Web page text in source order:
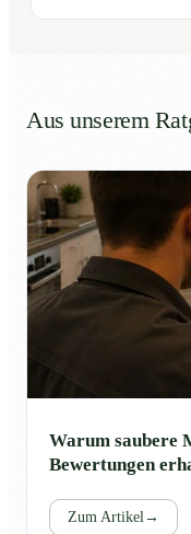
Aus unserem
Warum saubere
Bewertungen
Zum Artikel →